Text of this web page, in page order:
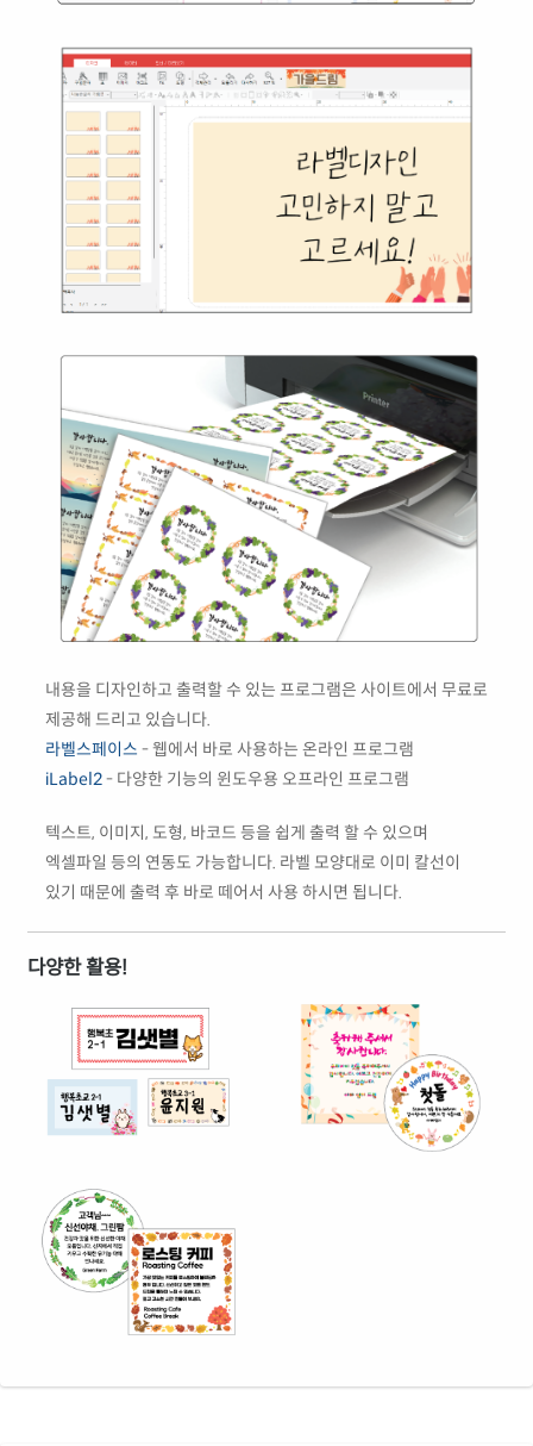
내용을 디자인하고 출력할 수 있는 프로그램은 사이트에서 무료로
제공해 드리고 있습니다.
라벨스페이스 - 웹에서 바로 사용하는 온라인 프로그램
iLabel2- 다양한 기능의 윈도우용 오프라인 프로그램
텍스트, 이미지, 도형, 바코드 등을 쉽게 출력 할 수 있으며
엑셀파일 등의 연동도 가능합니다. 라벨 모양대로 이미 칼선이
있기 때문에 출력 후 바로 떼어서 사용 하시면 됩니다.
다양한 활용!